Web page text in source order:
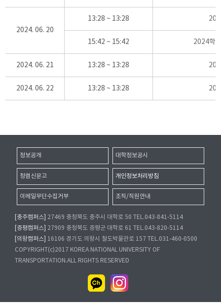
2024. 06. 20
13:28 ~ 13:28
15:42 ~ 15:42 2024학
2024. 06. 21 13:28 ~ 13:28
2024. 06. 22 13:28 ~ 13:28
정보공개 대학정보공시
청렴신문고 개인정보처리방침
이메일무단수집거부 조직/직원안내
[충주캠퍼스]
27469 충청북도 충주시 대학로 50 TEL.043-841-5114
[증평캠퍼스]
27909 충청북도 증평군 대학로 61 TEL.043-820-5114
[의왕캠퍼스]
16106 경기도 의왕시 철도박물관로 157 TEL.031-460-0500
COPYRIGHT(c)2017 KOREA NATIONAL UNIVERSITY OF
TRANSPORTATION.ALL RIGHTS RESERVED